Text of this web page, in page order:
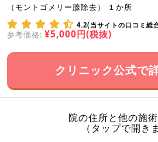
（モントゴメリー腺除去） １か所
4.2(当サイトの口コミ総
参考価格: ¥5,000円(税抜)
クリニック公式で
院の住所と他の施
（タップで開き